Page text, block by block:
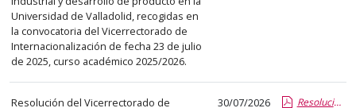
en
la
última
columna
el
Universidad de Valladolid, recogidas en
la convocatoria del Vicerrectorado de
Internacionalización de fecha 23 de julio
de 2025, curso académico 2025/2026.
Resolución del Vicerrectorado de
30/07/2026 Resolución_Vicerrector RRII CD AIEME.pdf.pdf